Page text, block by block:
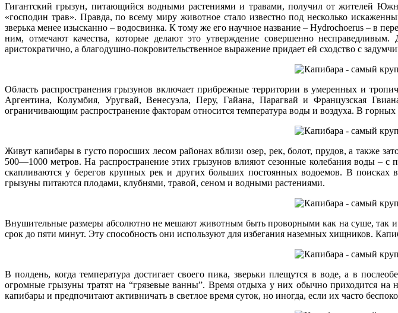
Гигантский грызун, питающийся водными растениями и травами, получил от жителей
«господин трав». Правда, по всему миру животное стало известно под несколько
зверька менее изысканно – водосвинка. К тому же его научное название – Hydrochoerus – в
ним, отмечают качества, которые делают это утверждение совершенно
аристократично, а благодушно-покровительственное выражение придает ей сходство с
Область распространения грызунов включает прибрежные территории в умеренных и
Аргентина, Колумбия, Уругвай, Венесуэла, Перу, Гайана, Парагвай и Французская
ограничивающим распространение факторам относится температура воды и воздуха. В
Живут капибары в густо поросших лесом районах вблизи озер, рек, болот, прудов, а также
500—1000 метров. На распространение этих грызунов влияют сезонные колебания воды – с
скапливаются у берегов крупных рек и других больших постоянных водоемов. В поисках
грызуны питаются плодами, клубнями, травой, сеном и водными растениями.
Внушительные размеры абсолютно не мешают животным быть проворными как на суше, так
срок до пяти минут. Эту способность они используют для избегания наземных хищников.
В полдень, когда температура достигает своего пика, зверьки плещутся в воде, а в
огромные грызуны тратят на “грязевые ванны”. Время отдыха у них обычно приходится на
капибары и предпочитают активничать в светлое время суток, но иногда, если их часто